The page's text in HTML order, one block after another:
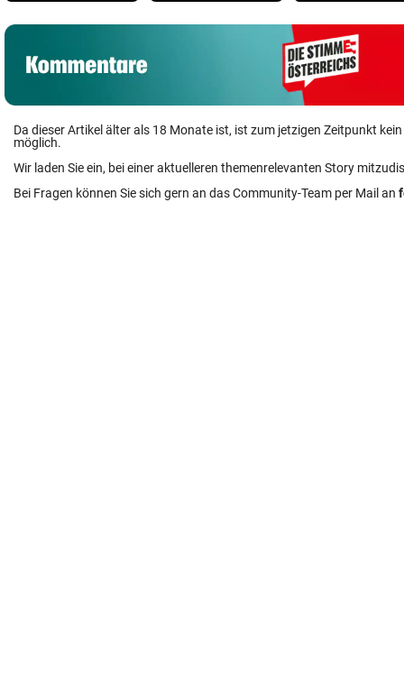
Da dieser Artikel älter als 18 Monate ist, ist zum jetzigen Zeitpunkt
möglich.
Wir laden Sie ein, bei einer aktuelleren themenrelevanten Story
Bei Fragen können Sie sich gern an das Community-Team per Mail an